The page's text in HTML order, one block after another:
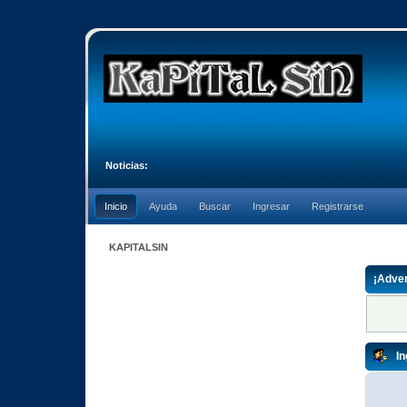
Noticias:
Inicio Ayuda Buscar Ingresar Registrarse
KAPITALSIN